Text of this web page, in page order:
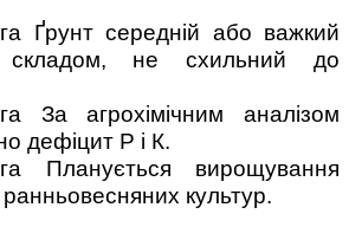
Ґрунт середній або важкий
не схильний до
За агрохімічним аналізом
дефіцит Р і К.
Планується вирощування
культур.